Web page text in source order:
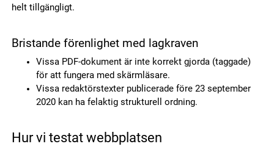
helt tillgängligt.
Bristande förenlighet med lagkraven
Vissa PDF-dokument är inte korrekt gjorda (taggade)
för att fungera med skärmläsare.
Vissa redaktörstexter publicerade före 23 september
2020 kan ha felaktig strukturell ordning.
Hur vi testat webbplatsen